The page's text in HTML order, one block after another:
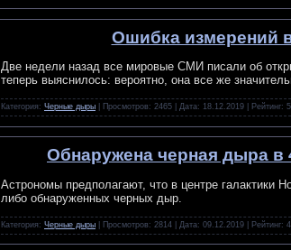
Ошибка измерений
Две недели назад все мировые СМИ писали об
теперь выяснилось: вероятно, она все же
Категория: Черные дыры | Просмотров: 2465 | Дата: 18.12.2019 | Рейтинг:
Обнаружена черная дыра
Астрономы предполагают, что в центре галактики
либо обнаруженных черных дыр.
Категория: Черные дыры | Просмотров: 2814 | Дата: 09.12.2019 | Рейтинг: